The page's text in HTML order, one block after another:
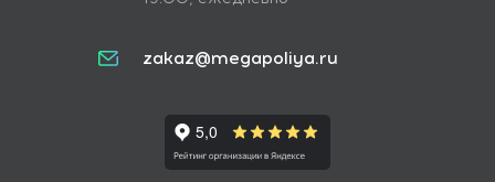
zakaz@megapoliya.ru